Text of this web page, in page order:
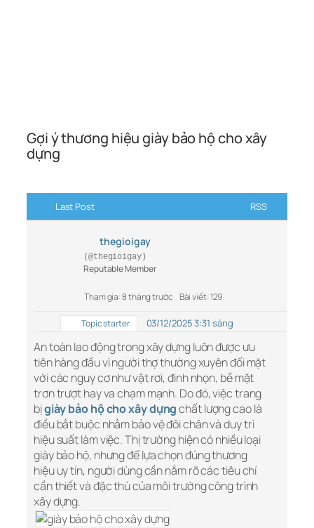
Gợi ý thương hiệu giày bảo hộ cho xây
dựng
Last Post RSS
thegioigay
(@thegioigay)
Reputable Member
Tham gia: 8 tháng trước Bài viết: 129
Topic starter 03/12/2025 3:31 sáng
An toàn lao động trong xây dựng luôn được ưu
tiên hàng đầu vì người thợ thường xuyên đối mặt
với các nguy cơ như vật rơi, đinh nhọn, bề mặt
trơn trượt hay va chạm mạnh. Do đó, việc trang
bịgiày bảo hộ cho xây dựngchất lượng cao là
điều bắt buộc nhằm bảo vệ đôi chân và duy trì
hiệu suất làm việc. Thị trường hiện có nhiều loại
giày bảo hộ, nhưng để lựa chọn đúng thương
hiệu uy tín, người dùng cần nắm rõ các tiêu chí
cần thiết và đặc thù của môi trường công trình
xây dựng.